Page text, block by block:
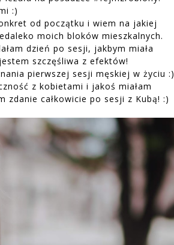
:)
od początku i wiem na jakiej
moich bloków mieszkalnych.
dzień po sesji, jakbym miała
szczęśliwa z efektów!
pierwszej sesji męskiej w życiu :)
z kobietami i jakoś miałam
zdanie całkowicie po sesji z Kubą! :)